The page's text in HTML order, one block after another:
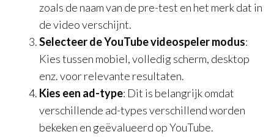
zoals de naam van de pre-test en het merk dat in
de video verschijnt.
Selecteer de YouTube videospeler modus:
Kies tussen mobiel, volledig scherm, desktop
enz. voor relevante resultaten.
Kies een ad-type: Dit is belangrijk omdat
verschillende ad-types verschillend worden
bekeken en geëvalueerd op YouTube.